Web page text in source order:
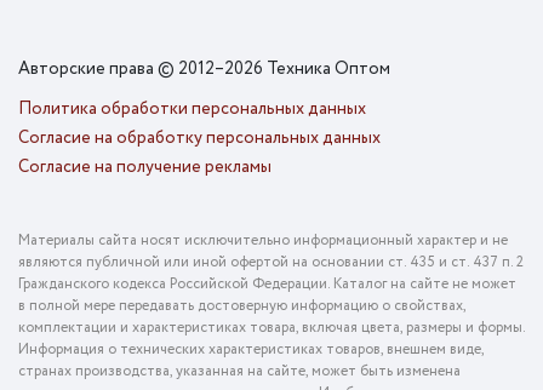
Авторские права © 2012–2026 Техника Оптом
Политика обработки персональных данных
Согласие на обработку персональных данных
Согласие на получение рекламы
Материалы сайта носят исключительно информационный характер и не
являются публичной или иной офертой на основании ст. 435 и ст. 437 п. 2
Гражданского кодекса Российской Федерации. Каталог на сайте не может
в полной мере передавать достоверную информацию о свойствах,
комплектации и характеристиках товара, включая цвета, размеры и формы.
Информация о технических характеристиках товаров, внешнем виде,
странах производства, указанная на сайте, может быть изменена